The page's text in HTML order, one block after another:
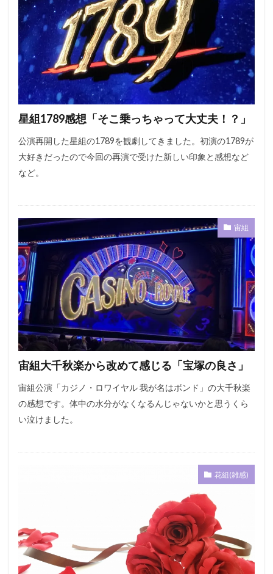
星組1789感想「そこ乗っちゃって大丈夫！？」
公演再開した星組の1789を観劇してきました。初演の1789が
大好きだったので今回の再演で受けた新しい印象と感想など
など。
宙組
宙組大千秋楽から改めて感じる「宝塚の良さ」
宙組公演「カジノ・ロワイヤル 我が名はボンド」の大千秋楽
の感想です。体中の水分がなくなるんじゃないかと思うくら
い泣けました。
花組(雑感)